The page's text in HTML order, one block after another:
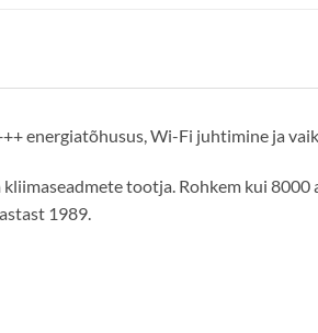
energiatõhusus, Wi-Fi juhtimine ja
tootja. Rohkem kui
1989.